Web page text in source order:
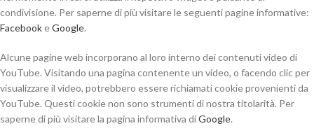
condivisione. Per saperne di più visitare le seguenti pagine informative:
FacebookeGoogle.
Alcune pagine web incorporano al loro interno dei contenuti video di
YouTube. Visitando una pagina contenente un video, o facendo clic per
visualizzare il video, potrebbero essere richiamati cookie provenienti da
YouTube. Questi cookie non sono strumenti di nostra titolarità. Per
saperne di più visitare la pagina informativa diGoogle.